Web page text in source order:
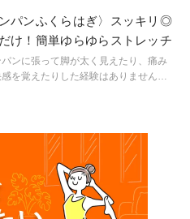
る前の5分でできるセルフマッサージ
パンふくらはぎ〉スッキリ◎
け！簡単ゆらゆらストレッチ
ンに張って脚が太く見えたり、痛み
を覚えたりした経験はありません
パンパンに張ったふくらはぎに悩ん
考にしてくださいね。